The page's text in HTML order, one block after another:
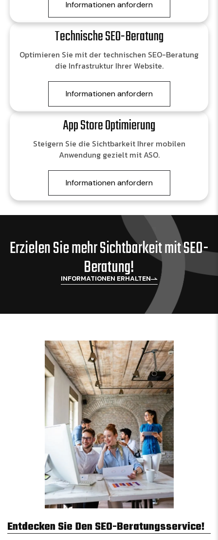
Informationen anfordern
Technische SEO-Beratung
Optimieren Sie mit der technischen SEO-Beratung
die Infrastruktur Ihrer Website.
Informationen anfordern
App Store Optimierung
Steigern Sie die Sichtbarkeit Ihrer mobilen
Anwendung gezielt mit ASO.
Informationen anfordern
Erzielen Sie mehr Sichtbarkeit mit SEO-
Beratung!
INFORMATIONEN ERHALTEN
Entdecken Sie Den SEO-Beratungsservice!